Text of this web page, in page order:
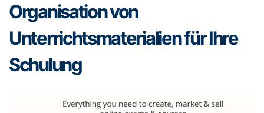
Organisation von
Unterrichtsmaterialien für Ihre
Schulung